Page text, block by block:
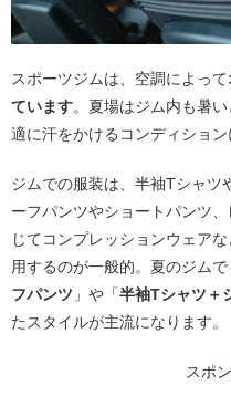
スポーツジムは、空調によって
ています。夏場はジム内も暑
適に汗をかけるコンディション
ジムでの服装は、半袖Tシャツ
ーフパンツやショートパンツ
じてコンプレッションウェア
用するのが一般的。夏のジム
フパンツ 」や「半袖Tシャツ＋
たスタイルが主流になります。
スポ